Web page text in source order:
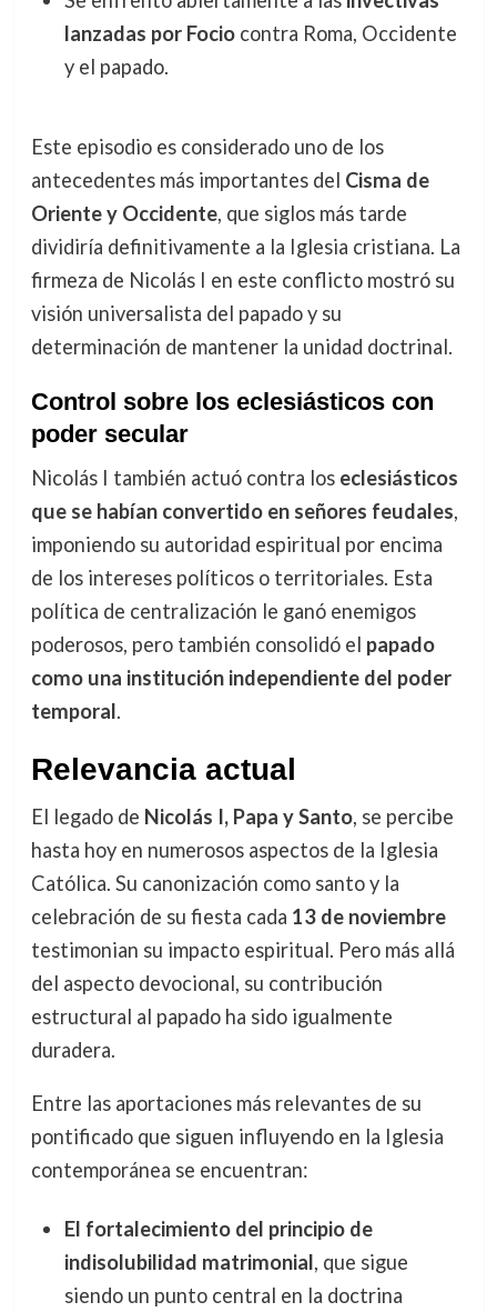
lanzadas por Fociocontra Roma, Occidente
y el papado.
Este episodio es considerado uno de los
antecedentes más importantes del Cisma de
Oriente y Occidente, que siglos más tarde
dividiría definitivamente a la Iglesia cristiana. La
firmeza de Nicolás I en este conflicto mostró su
visión universalista del papado y su
determinación de mantener la unidad doctrinal.
Control sobre los eclesiásticos con
poder secular
Nicolás I también actuó contra los eclesiásticos
que se habían convertido en señores feudales,
imponiendo su autoridad espiritual por encima
de los intereses políticos o territoriales. Esta
política de centralización le ganó enemigos
poderosos, pero también consolidó el papado
como una institución independiente del poder
temporal.
Relevancia actual
El legado de Nicolás I, Papa y Santo, se percibe
hasta hoy en numerosos aspectos de la Iglesia
Católica. Su canonización como santo y la
celebración de su fiesta cada 13 de noviembre
testimonian su impacto espiritual. Pero más allá
del aspecto devocional, su contribución
estructural al papado ha sido igualmente
duradera.
Entre las aportaciones más relevantes de su
pontificado que siguen influyendo en la Iglesia
contemporánea se encuentran:
El fortalecimiento del principio de
indisolubilidad matrimonial, que sigue
siendo un punto central en la doctrina